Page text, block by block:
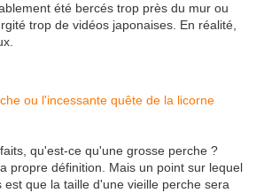
été bercés trop près du mur ou
trop de vidéos japonaises. En réalité,
qu'est-ce qu'une grosse perche ?
propre définition. Mais un point sur lequel
est que la taille d'une vieille perche sera